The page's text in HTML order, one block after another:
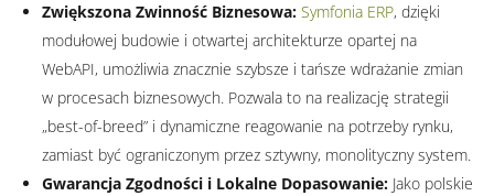
Zwiększona Zwinność Biznesowa: Symfonia ERP, dzięki
modułowej budowie i otwartej architekturze opartej na
WebAPI, umożliwia znacznie szybsze i tańsze wdrażanie zmian
w procesach biznesowych. Pozwala to na realizację strategii
„best-of-breed” i dynamiczne reagowanie na potrzeby rynku,
zamiast być ograniczonym przez sztywny, monolityczny system.
Gwarancja Zgodności i Lokalne Dopasowanie: Jako polskie